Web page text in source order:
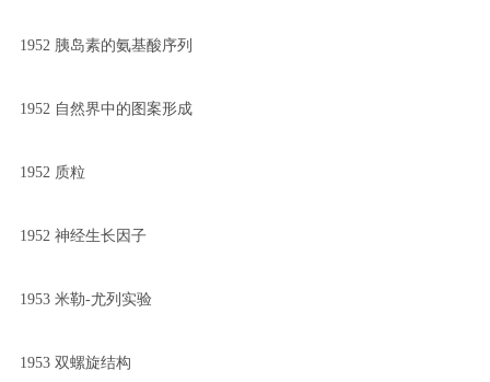
1952 胰岛素的氨基酸序列
1952 自然界中的图案形成
1952 质粒
1952 神经生长因子
1953 米勒-尤列实验
1953 双螺旋结构